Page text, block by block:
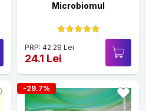
Microbiomul
PRP: 42.29 Lei
24.1 Lei
-29.7%